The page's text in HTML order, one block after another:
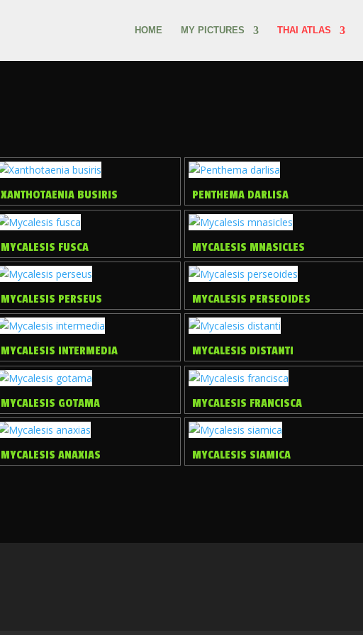
HOME MY PICTURES THAI ATLAS
XANTHOTAENIA BUSIRIS PENTHEMA DARLISA
MYCALESIS FUSCA MYCALESIS MNASICLES
MYCALESIS PERSEUS MYCALESIS PERSEOIDES
MYCALESIS INTERMEDIA MYCALESIS DISTANTI
MYCALESIS GOTAMA MYCALESIS FRANCISCA
MYCALESIS ANAXIAS MYCALESIS SIAMICA